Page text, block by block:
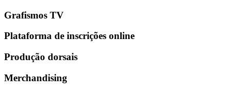
Grafismos TV
Plataforma de inscrições online
Produção dorsais
Merchandising